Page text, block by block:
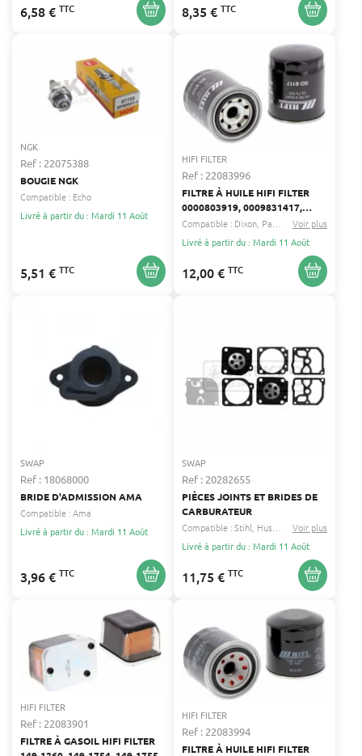
6,58 € TTC 8,35 € TTC
NGK
Ref : 22075388
BOUGIE NGK
Compatible : Echo
Livré à partir du : Mardi 11 Août
5,51 € TTC
HIFI FILTER
Ref : 22083996
FILTRE À HUILE HIFI FILTER
0000803919, 0009831417,
0185-5835
Compatible : Dixon Partner ...
Voir plus
Livré à partir du : Mardi 11 Août
12,00 € TTC
SWAP
Ref : 18068000
BRIDE D'ADMISSION AMA
Compatible :Ama
Livré à partir du : Mardi 11 Août
3,96 € TTC
SWAP
Ref : 20282655
PIÈCES JOINTS ET BRIDES DE
CARBURATEUR
Compatible :Stihl Husqvarna ...
Voir plus
Livré à partir du : Mardi 11 Août
11,75 € TTC
HIFI FILTER
Ref : 22083901
FILTRE À GASOIL HIFI FILTER
HIFI FILTER
Ref : 22083994
FILTRE À HUILE HIFI FILTER